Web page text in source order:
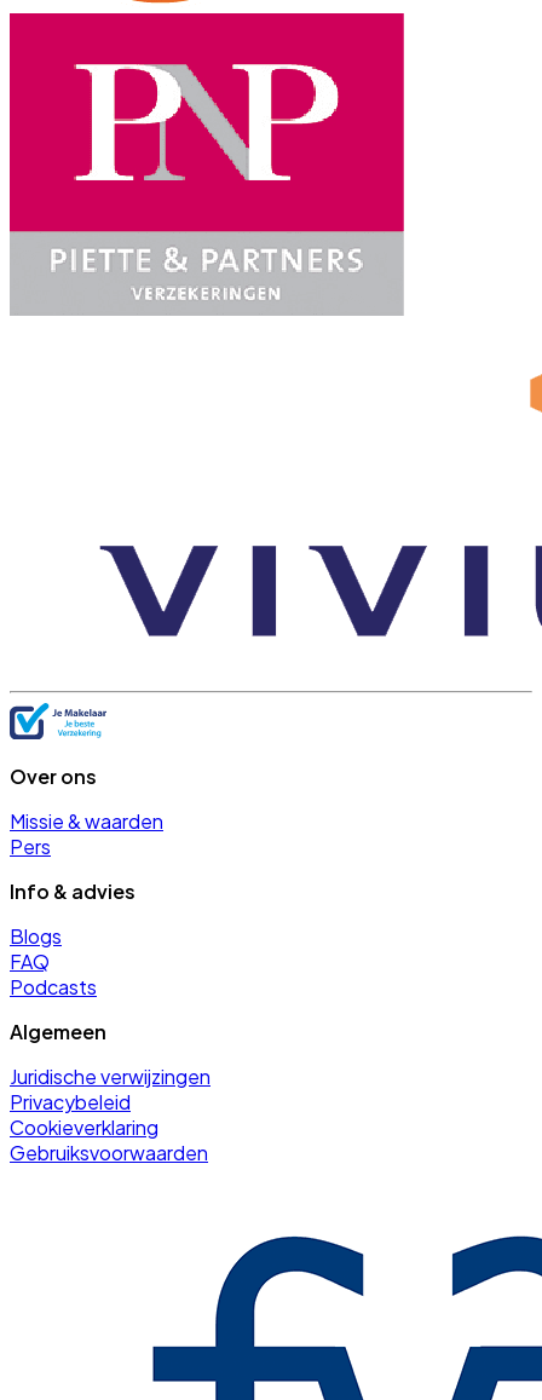
Over ons
Missie & waarden
Pers
Info & advies
Blogs
FAQ
Podcasts
Algemeen
Juridische verwijzingen
Privacybeleid
Cookieverklaring
Gebruiksvoorwaarden